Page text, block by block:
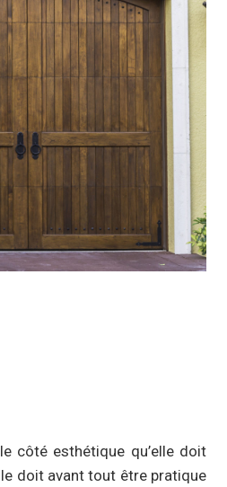
côté esthétique qu’elle doit
doit avant tout être pratique